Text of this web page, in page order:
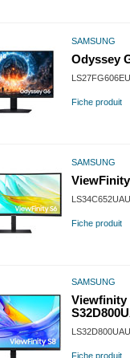
SAMSUNG
Odyssey
Fiche produit
SAMSUNG
Fiche produit
SAMSUNG
Viewfinity
Fiche produit